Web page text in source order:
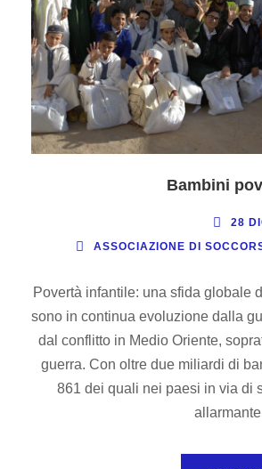
Bambini
28
ASSOCIAZIONE DI
Povertà infantile: una sfida globale
sono in continua evoluzione dalla
dal conflitto in Medio Oriente,
guerra. Con oltre due miliardi di
861 dei quali nei paesi in via di